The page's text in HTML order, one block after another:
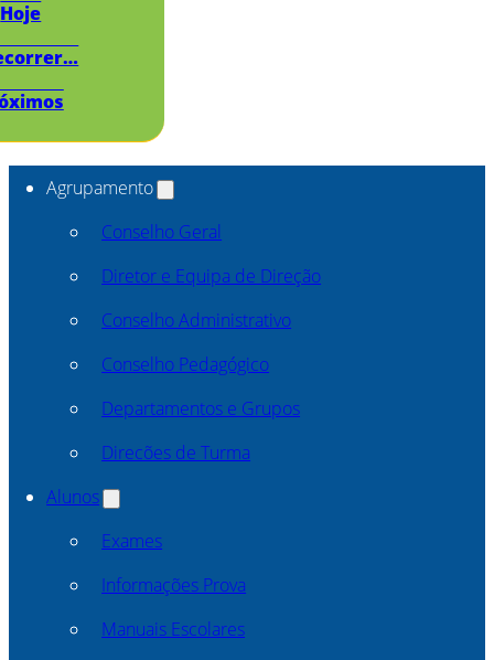
Hoje
Agrupamento
Conselho Geral
Diretor e Equipa de Direção
Conselho Administrativo
Conselho Pedagógico
Departamentos e Grupos
Direcões de Turma
Alunos
Exames
Informações Prova
Manuais Escolares